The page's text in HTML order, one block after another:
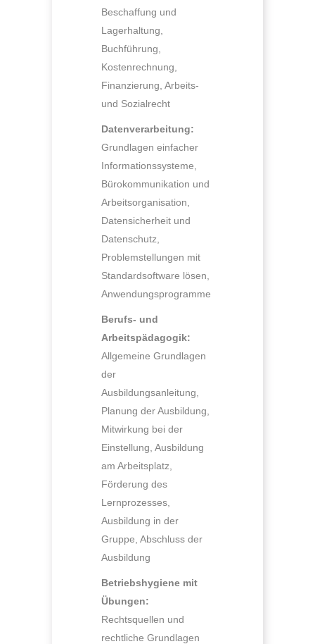
Beschaffung und
Lagerhaltung,
Buchführung,
Kostenrechnung,
Finanzierung, Arbeits-
und Sozialrecht
Datenverarbeitung:
Grundlagen einfacher
Informationssysteme,
Bürokommunikation und
Arbeitsorganisation,
Datensicherheit und
Datenschutz,
Problemstellungen mit
Standardsoftware lösen,
Anwendungsprogramme
Berufs- und
Arbeitspädagogik:
Allgemeine Grundlagen
der
Ausbildungsanleitung,
Planung der Ausbildung,
Mitwirkung bei der
Einstellung, Ausbildung
am Arbeitsplatz,
Förderung des
Lernprozesses,
Ausbildung in der
Gruppe, Abschluss der
Ausbildung
Betriebshygiene mit
Übungen:
Rechtsquellen und
rechtliche Grundlagen